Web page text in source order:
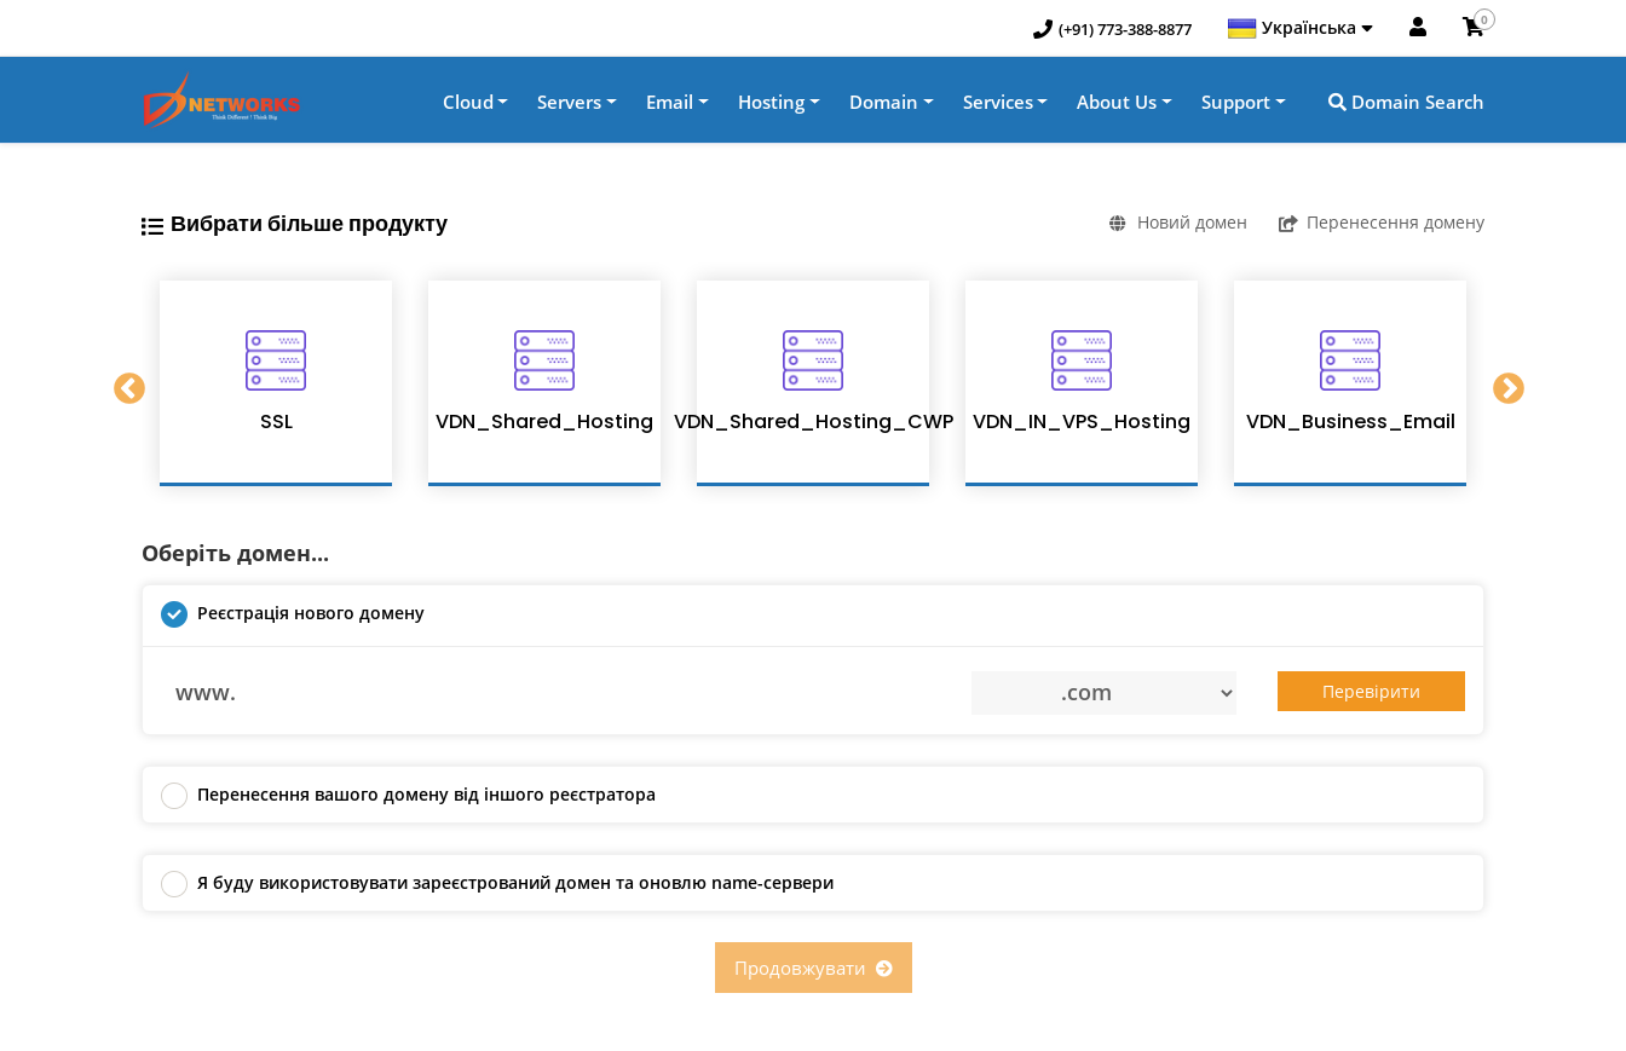
(+91) 773-388-8877 Українська 0
Cloud Servers Email Hosting Domain Services About Us Support Domain Search
Вибрати більше продукту Новий домен Перенесення домену
SSL VDN_Shared_Hosting VDN_Shared_Hosting_CWP VDN_IN_VPS_Hosting VDN_Business_Email
Оберіть домен...
Реєстрація нового домену
www. Перевірити
Перенесення вашого домену від іншого реєстратора
Я буду використовувати зареєстрований домен та оновлю name-сервери